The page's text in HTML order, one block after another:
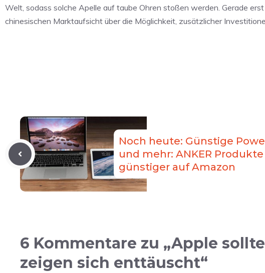
Welt, sodass solche Apelle auf taube Ohren stoßen werden. Gerade
chinesischen Marktaufsicht über die Möglichkeit, zusätzlicher
Noch heute: Günstige
und mehr: ANKER Produkte
günstiger auf Amazon
6 Kommentare zu „Apple
zeigen sich enttäuscht“